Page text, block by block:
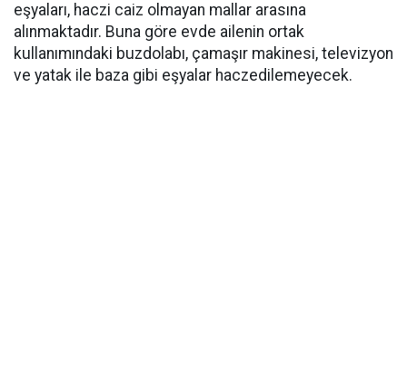
eşyaları, haczi caiz olmayan mallar arasına
alınmaktadır. Buna göre evde ailenin ortak
kullanımındaki buzdolabı, çamaşır makinesi, televizyon
ve yatak ile baza gibi eşyalar haczedilemeyecek.